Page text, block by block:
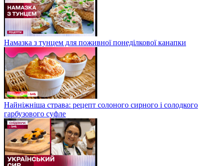
Намазка з тунцем для поживної понеділкової канапки
Найніжніша страва: рецепт солоного сирного і солодкого
гарбузового суфле